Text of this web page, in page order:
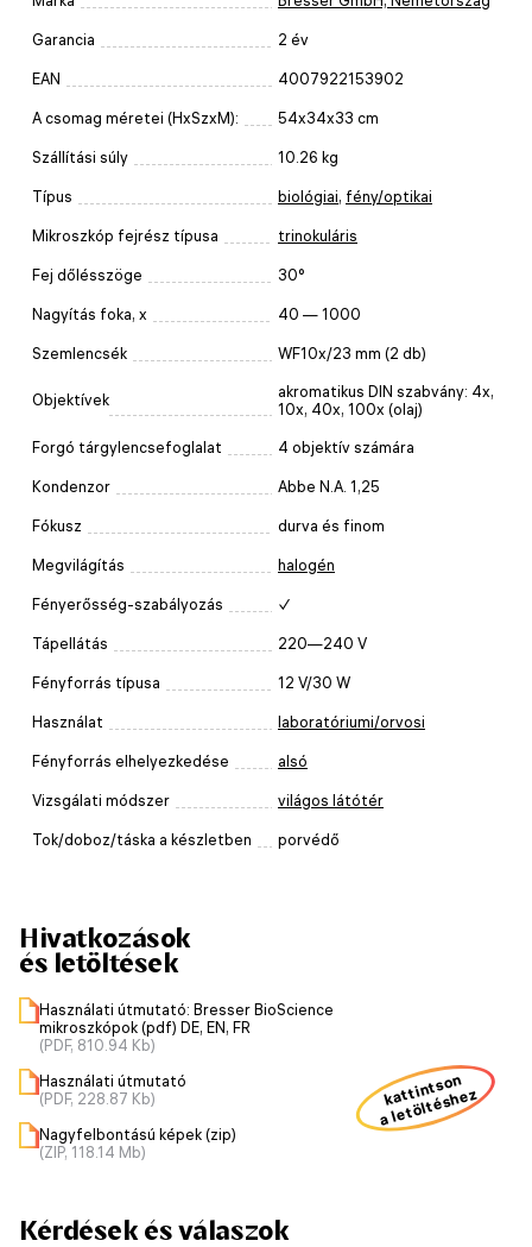
Garancia 2 év
EAN 4007922153902
A csomag méretei (HxSzxM): 54x34x33 cm
Szállítási súly 10.26 kg
Típus biológiai, fény/optikai
Mikroszkóp fejrész típusa trinokuláris
Fej dőlésszöge 30°
Nagyítás foka, x 40 — 1000
Szemlencsék WF10x/23 mm (2 db)
Objektívek
akromatikus DIN szabvány: 4x,
10x, 40x, 100x (olaj)
Forgó tárgylencsefoglalat 4 objektív számára
Kondenzor Abbe N.A. 1,25
Fókusz durva és finom
Megvilágítás halogén
Fényerősség-szabályozás ✓
Tápellátás 220—240 V
Fényforrás típusa 12 V/30 W
Használat laboratóriumi/orvosi
Fényforrás elhelyezkedése alsó
Vizsgálati módszer világos látótér
Tok/doboz/táska a készletben porvédő
Hivatkozások
és letöltések
Használati útmutató: Bresser BioScience
mikroszkópok (pdf) DE, EN, FR
(PDF, 810.94 Kb)
Használati útmutató
(PDF, 228.87 Kb)
Nagyfelbontású képek (zip)
(ZIP, 118.14 Mb)
kattintson
a letöltéshez
Kérdések és válaszok